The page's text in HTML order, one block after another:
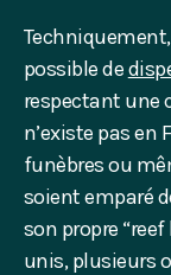
possible de
respectant une
n’existe pas en
funèbres ou
soient emparé
son propre
unis, plusieurs